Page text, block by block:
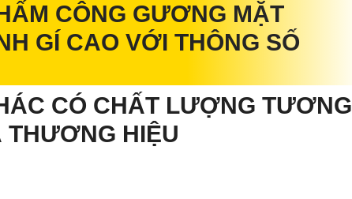
CÔNG GƯƠNG MẶT
GÍ CAO VỚI THÔNG SỐ
CÓ CHẤT LƯỢNG TƯƠNG
HIỆU